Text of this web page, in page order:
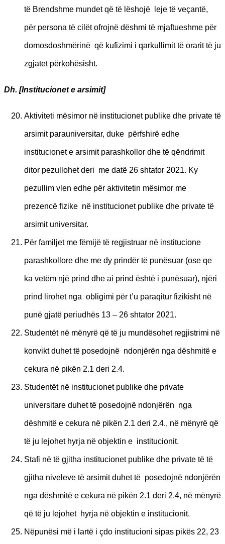
të Brendshme mundet që të lëshojë leje të veçantë,
për persona të cilët ofrojnë dëshmi të mjaftueshme për
domosdoshmërinë që kufizimi i qarkullimit të orarit të ju
zgjatet përkohësisht.
Dh. [Institucionet e arsimit]
Aktiviteti mësimor në institucionet publike dhe private të
arsimit parauniversitar, duke përfshirë edhe
institucionet e arsimit parashkollor dhe të qëndrimit
ditor pezullohet deri me datë 26 shtator 2021. Ky
pezullim vlen edhe për aktivitetin mësimor me
prezencë fizike në institucionet publike dhe private të
arsimit universitar.
Për familjet me fëmijë të regjistruar në institucione
parashkollore dhe me dy prindër të punësuar (ose qe
ka vetëm një prind dhe ai prind është i punësuar), njëri
prind lirohet nga obligimi për t’u paraqitur fizikisht në
punë gjatë periudhës 13 – 26 shtator 2021.
Studentët në mënyrë që të ju mundësohet regjistrimi në
konvikt duhet të posedojnë ndonjërën nga dëshmitë e
cekura në pikën 2.1 deri 2.4.
Studentët në institucionet publike dhe private
universitare duhet të posedojnë ndonjërën nga
dëshmitë e cekura në pikën 2.1 deri 2.4., në mënyrë që
të ju lejohet hyrja në objektin e institucionit.
Stafi në të gjitha institucionet publike dhe private të të
gjitha niveleve të arsimit duhet të posedojnë ndonjërën
nga dëshmitë e cekura në pikën 2.1 deri 2.4, në mënyrë
që të ju lejohet hyrja në objektin e institucionit.
Nëpunësi më i lartë i çdo institucioni sipas pikës 22, 23